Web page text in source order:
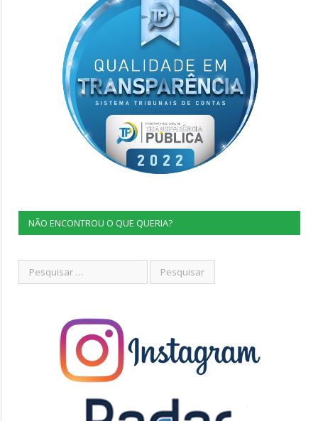
NÃO ENCONTROU O QUE QUERIA?